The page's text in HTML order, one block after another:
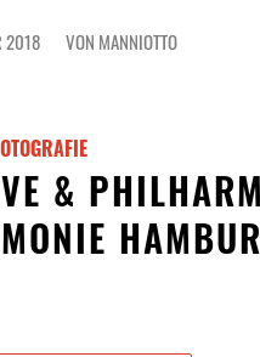
2018 VON MANNIOTTO
&